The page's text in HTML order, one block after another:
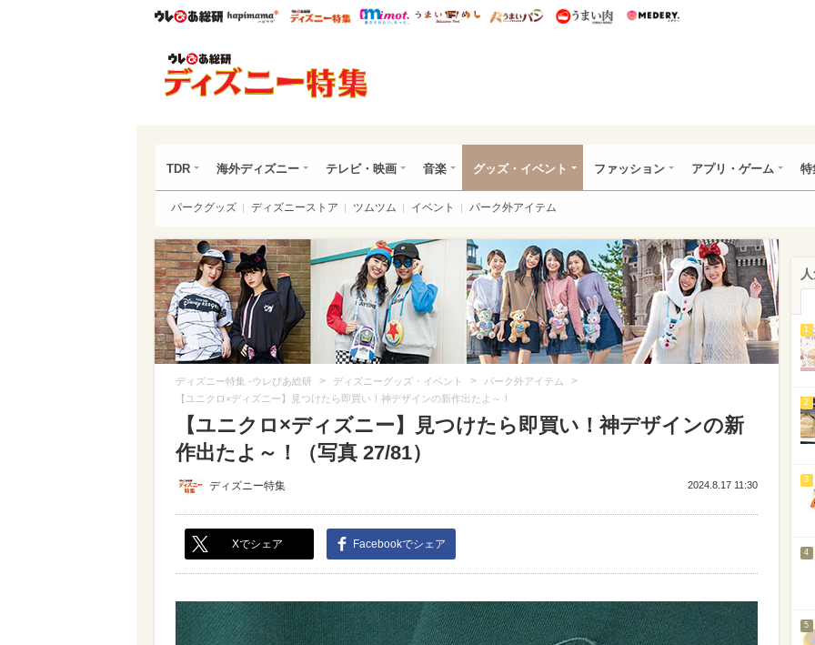
ウレぴあ総研ハピママ* ウレぴあ総研 ディズニー特集
mimot. うまいめし うまいパン うまい肉
TDR 海外ディズニー テレビ・映画 音楽 グッズ・イベント ファッション アプリ・ゲーム 特
パークグッズ ディズニーストア ツムツム イベント パーク外アイテム
ディズニー特集 -ウレぴあ総研 > ディズニーグッズ・イベント > パーク外アイテム >
【ユニクロ×ディズニー】見つけたら即買い！神デザインの新作出たよ～！
【ユニクロ×ディズニー】見つけたら即買い！神デザインの新
作出たよ～！（写真 27/81）
ディズニー特集 2024.8.17 11:30
Xでシェア Facebookでシェア
1
2
3
4
5